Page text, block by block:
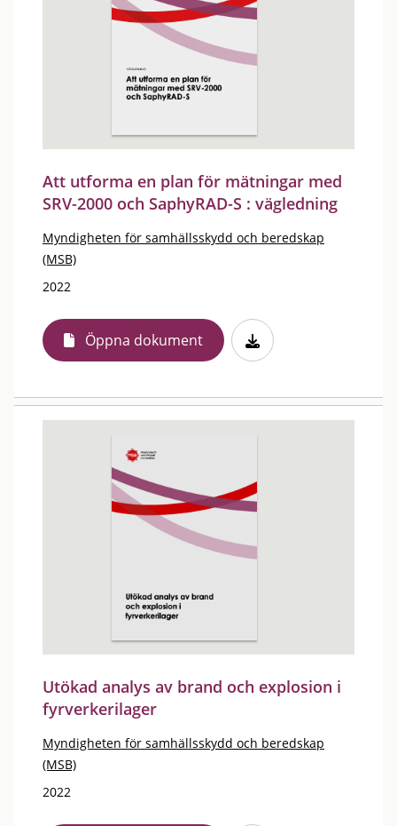
Att utforma en plan för mätningar med
SRV-2000 och SaphyRAD-S : vägledning
Myndigheten för samhällsskydd och beredskap
(MSB)
2022
Öppna dokument
Utökad analys av brand och explosion i
fyrverkerilager
Myndigheten för samhällsskydd och beredskap
(MSB)
2022